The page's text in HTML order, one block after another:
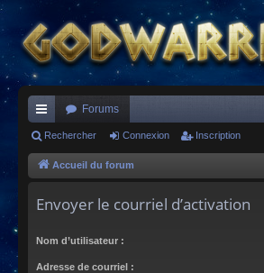
ac
co
s
Forums
Rechercher Connexion Inscription
Accueil du forum
Envoyer le courriel d’activation
Nom d’utilisateur :
Adresse de courriel :